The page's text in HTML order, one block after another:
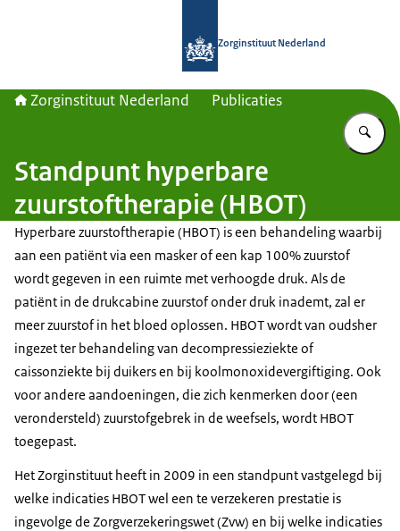
Zorginstituut Nederland
Zorginstituut Nederland Publicaties
Standpunt hyperbare
zuurstoftherapie (HBOT)
Hyperbare zuurstoftherapie (HBOT) is een behandeling waarbij
aan een patiënt via een masker of een kap 100% zuurstof
wordt gegeven in een ruimte met verhoogde druk. Als de
patiënt in de drukcabine zuurstof onder druk inademt, zal er
meer zuurstof in het bloed oplossen. HBOT wordt van oudsher
ingezet ter behandeling van decompressieziekte of
caissonziekte bij duikers en bij koolmonoxidevergiftiging. Ook
voor andere aandoeningen, die zich kenmerken door (een
verondersteld) zuurstofgebrek in de weefsels, wordt HBOT
toegepast.
Het Zorginstituut heeft in 2009 in een standpunt vastgelegd bij
welke indicaties HBOT wel een te verzekeren prestatie is
ingevolge de Zorgverzekeringswet (Zvw) en bij welke indicaties